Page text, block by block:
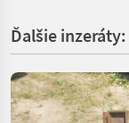
Ďalšie inzeráty: